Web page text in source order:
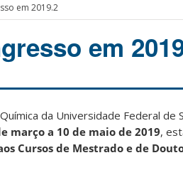
em 2019.2
em
da Universidade Federal de
março a 10 de maio de 2019,
Cursos de Mestrado e de